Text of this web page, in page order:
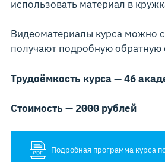
использовать материал в
Видеоматериалы курса можно
получают подробную обратную
Трудоёмкость курса — 46
Стоимость — 2000 рублей
Подробная программа курса